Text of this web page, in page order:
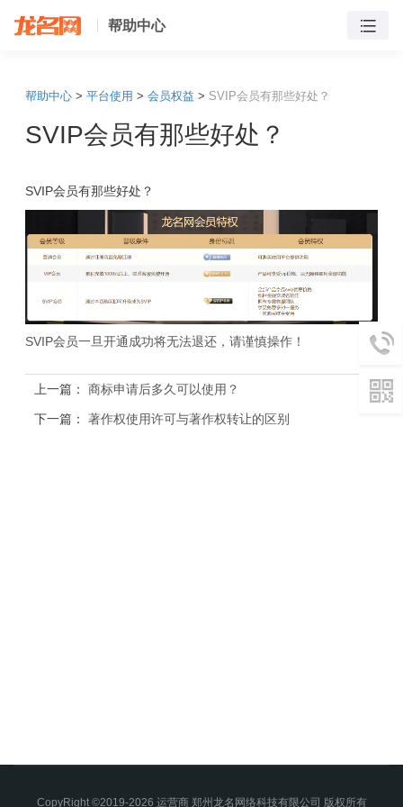
帮助中心
帮助中心 > 平台使用 > 会员权益 > SVIP会员有那些好处？
SVIP会员有那些好处？
SVIP会员有那些好处？
SVIP会员一旦开通成功将无法退还，请谨慎操作！
上一篇： 商标申请后多久可以使用？
下一篇： 著作权使用许可与著作权转让的区别
CopyRight ©2019-2026 运营商 郑州龙名网络科技有限公司 版权所有